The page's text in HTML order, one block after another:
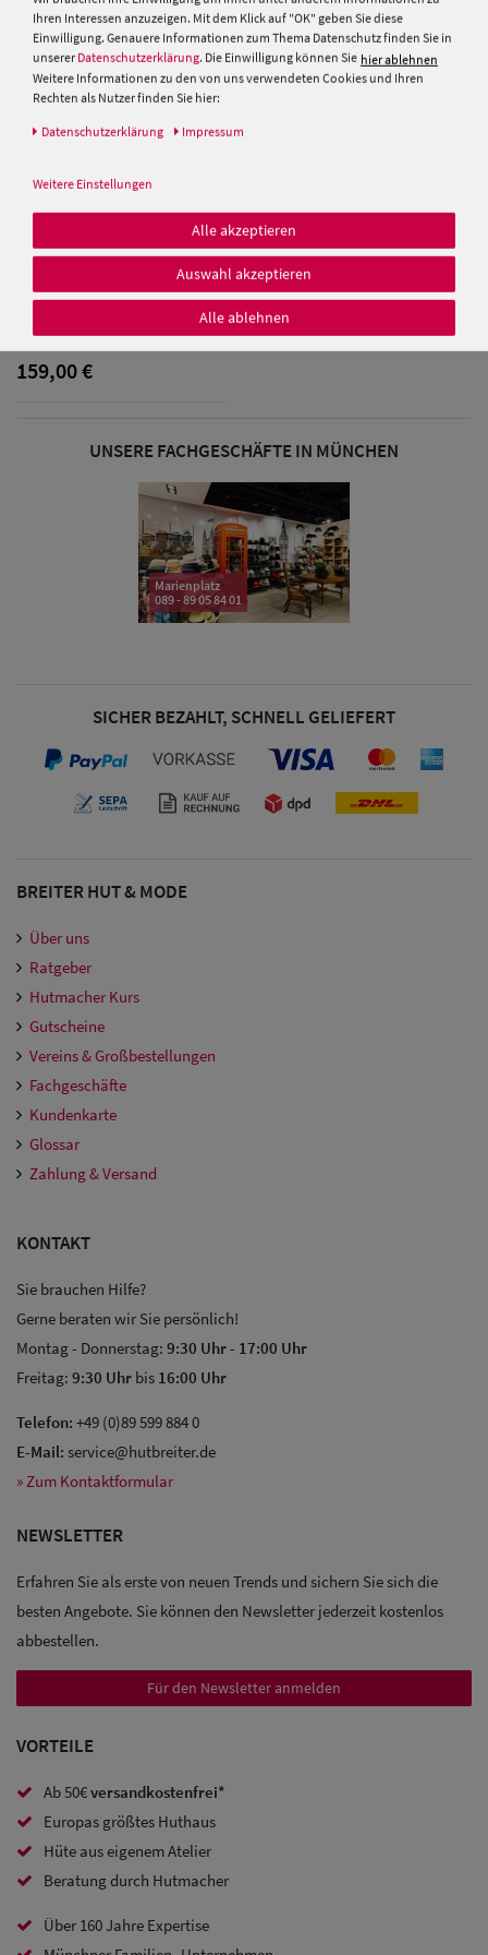
Damen
& Visoren
Damen
Snapback Caps
Damen Caps
Großgrößen
(63-65 cm)
Seeberger Lammfell Chapka
159,00 €
UNSERE FACHGESCHÄFTE IN MÜNCHEN
Marienplatz
089 - 89 05 84 01
SICHER BEZAHLT, SCHNELL GELIEFERT
BREITER HUT & MODE
Über uns
Ratgeber
Hutmacher Kurs
Gutscheine
Vereins & Großbestellungen
Fachgeschäfte
Kundenkarte
Glossar
Zahlung & Versand
KONTAKT
Sie brauchen Hilfe?
Gerne beraten wir Sie persönlich!
Montag - Donnerstag: 9:30 Uhr- 17:00 Uhr
Freitag: 9:30 Uhr bis 16:00 Uhr
Telefon: +49 (0)89 599 884 0
E-Mail: service@hutbreiter.de
» Zum Kontaktformular
NEWSLETTER
Erfahren Sie als erste von neuen Trends und sichern Sie sich die
besten Angebote. Sie können den Newsletter jederzeit kostenlos
abbestellen.
Für den Newsletter anmelden
VORTEILE
Ab 50€versandkostenfrei*
Europas größtes Huthaus
Hüte aus eigenem Atelier
Beratung durch Hutmacher
Über 160 Jahre Expertise
Ihren Interessen anzuzeigen. Mit dem Klick auf "OK" geben Sie diese
Einwilligung. Genauere Informationen zum Thema Datenschutz finden Sie in
unserer Datenschutzerklärung. Die Einwilligung können Sie hier ablehnen
Weitere Informationen zu den von uns verwendeten Cookies und Ihren
Rechten als Nutzer finden Sie hier:
Daten­schutz­erklärung Impressum
Weitere Einstellungen
Alle akzeptieren
Auswahl akzeptieren
Alle ablehnen